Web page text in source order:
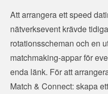
Att arrangera ett speed
nätverksevent krävde
rotationsscheman och en
matchmaking-appar för
enda länk. För att
Match & Connect: skapa